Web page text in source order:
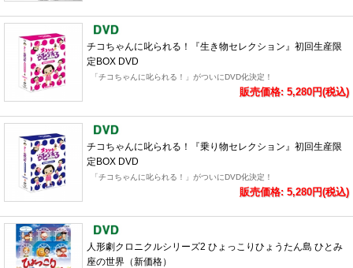
チコちゃんに叱られる！『生き物セレクション』初回生産限
定BOX DVD
「チコちゃんに叱られる！」がついにDVD化決定！
販売価格: 5,280円(税込)
チコちゃんに叱られる！『乗り物セレクション』初回生産限
定BOX DVD
「チコちゃんに叱られる！」がついにDVD化決定！
販売価格: 5,280円(税込)
人形劇クロニクルシリーズ2 ひょっこりひょうたん島 ひとみ
座の世界（新価格）